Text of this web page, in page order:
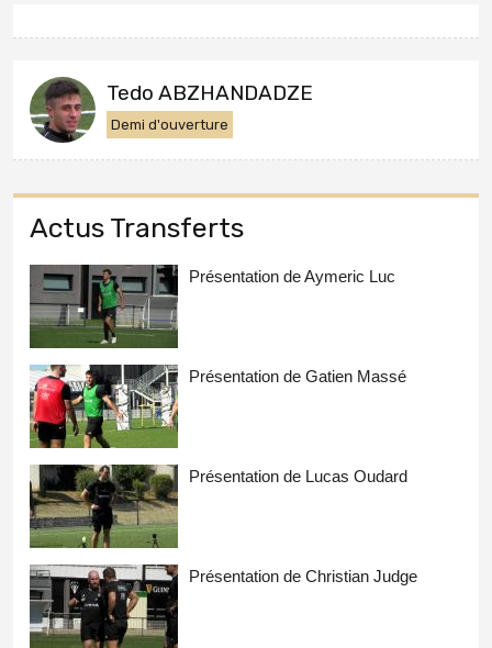
Tedo ABZHANDADZE
Demi d'ouverture
Actus Transferts
Présentation de Aymeric Luc
Présentation de Gatien Massé
Présentation de Lucas Oudard
Présentation de Christian Judge